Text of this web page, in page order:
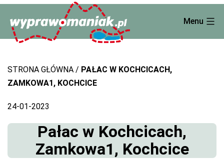
content
Menu
STRONA GŁÓWNA
PAŁAC W KOCHCICACH,
ZAMKOWA1, KOCHCICE
24-01-2023
Pałac w Kochcicach,
Zamkowa1, Kochcice